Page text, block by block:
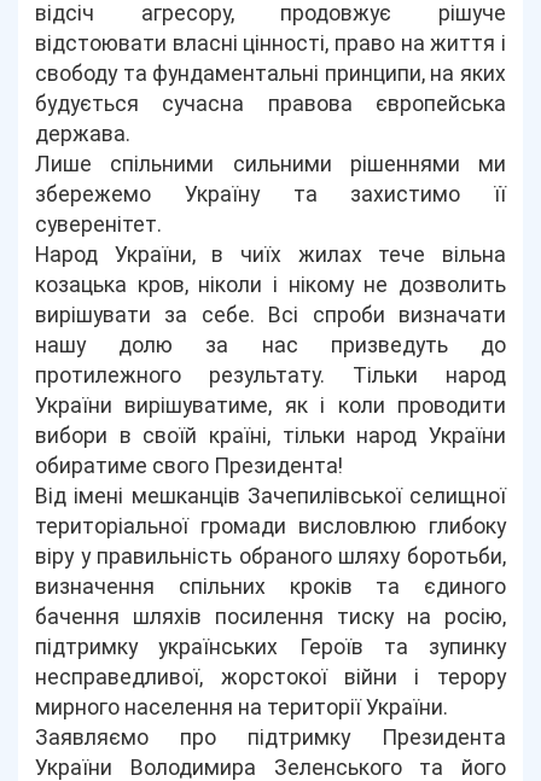
відсіч агресору, продовжує рішуче
відстоювати власні цінності, право на життя і
свободу та фундаментальні принципи, на яких
будується сучасна правова європейська
держава.
Лише спільними сильними рішеннями ми
збережемо Україну та захистимо її
суверенітет.
Народ України, в чиїх жилах тече вільна
козацька кров, ніколи і нікому не дозволить
вирішувати за себе. Всі спроби визначати
нашу долю за нас призведуть до
протилежного результату. Тільки народ
України вирішуватиме, як і коли проводити
вибори в своїй країні, тільки народ України
обиратиме свого Президента!
Від імені мешканців Зачепилівської селищної
територіальної громади висловлюю глибоку
віру у правильність обраного шляху боротьби,
визначення спільних кроків та єдиного
бачення шляхів посилення тиску на росію,
підтримку українських Героїв та зупинку
несправедливої, жорстокої війни і терору
мирного населення на території України.
Заявляємо про підтримку Президента
України Володимира Зеленського та його